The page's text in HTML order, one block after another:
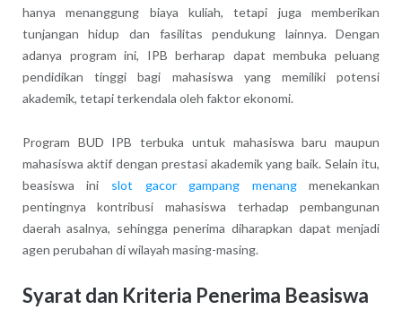
hanya menanggung biaya kuliah, tetapi juga memberikan
tunjangan hidup dan fasilitas pendukung lainnya. Dengan
adanya program ini, IPB berharap dapat membuka peluang
pendidikan tinggi bagi mahasiswa yang memiliki potensi
akademik, tetapi terkendala oleh faktor ekonomi.
Program BUD IPB terbuka untuk mahasiswa baru maupun
mahasiswa aktif dengan prestasi akademik yang baik. Selain itu,
beasiswa ini slot gacor gampang menangmenekankan
pentingnya kontribusi mahasiswa terhadap pembangunan
daerah asalnya, sehingga penerima diharapkan dapat menjadi
agen perubahan di wilayah masing-masing.
Syarat dan Kriteria Penerima Beasiswa